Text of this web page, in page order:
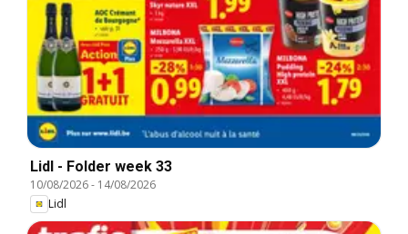
Lidl - Folder week 33
10/08/2026- 14/08/2026
Lidl